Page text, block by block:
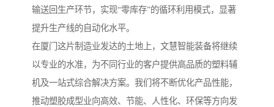
输送回生产环节，实现“零库存”的循环利用模式，显著
提升生产线的自动化水平。
在厦门这片制造业发达的土地上，文慧智能装备将继续
以专业的水准，为不同行业的客户提供高品质的塑料辅
机及一站式综合解决方案。我们将不断优化产品性能，
推动塑胶成型业向高效、节能、人性化、环保等方向发